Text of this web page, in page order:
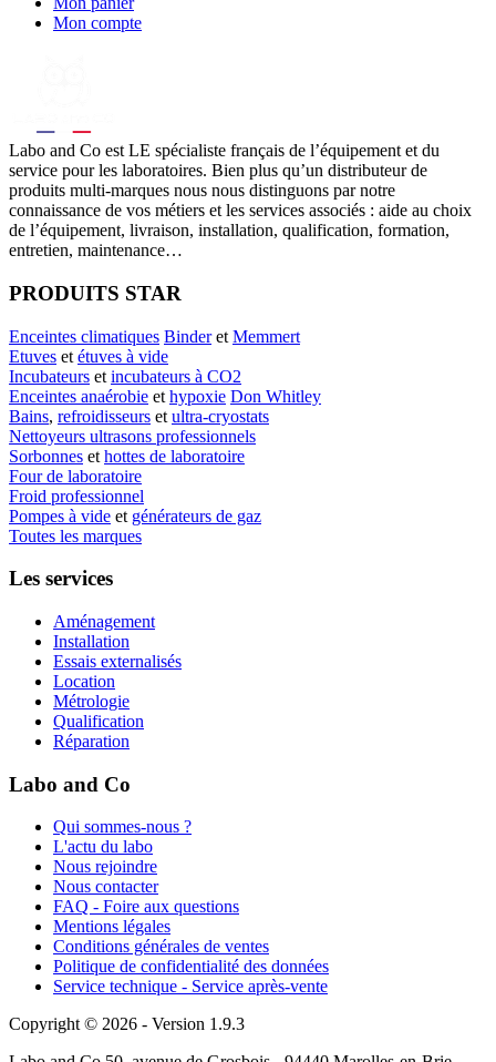
Mon compte
Labo and Co est LE spécialiste français de l’équipement et du
service pour les laboratoires. Bien plus qu’un distributeur de
produits multi-marques nous nous distinguons par notre
connaissance de vos métiers et les services associés : aide au choix
de l’équipement, livraison, installation, qualification, formation,
entretien, maintenance…
PRODUITS STAR
Enceintes climatiques Binderet Memmert
Etuves et étuves à vide
Incubateurs et incubateurs à CO2
Enceintes anaérobie et hypoxie Don Whitley
Bains, refroidisseurs et ultra-cryostats
Nettoyeurs ultrasons professionnels
Sorbonnes et hottes de laboratoire
Four de laboratoire
Froid professionnel
Pompes à vide et générateurs de gaz
Toutes les marques
Les services
Aménagement
Installation
Essais externalisés
Location
Métrologie
Qualification
Réparation
Labo and Co
Qui sommes-nous ?
L'actu du labo
Nous rejoindre
Nous contacter
FAQ - Foire aux questions
Mentions légales
Conditions générales de ventes
Politique de confidentialité des données
Service technique - Service après-vente
Copyright © 2026 - Version 1.9.3